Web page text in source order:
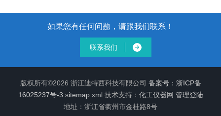
如果您有任何问题，请跟我们联系！
联系我们
版权所有©2026 浙江迪特西科技有限公司 备案号：浙ICP备
16025237号-3 sitemap.xml技术支持： 化工仪器网 管理登陆
地址：浙江省衢州市金桂路8号